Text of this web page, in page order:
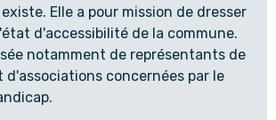
Elle a pour mission de dresser
d'accessibilité de la commune.
notamment de représentants de
d'associations concernées par le